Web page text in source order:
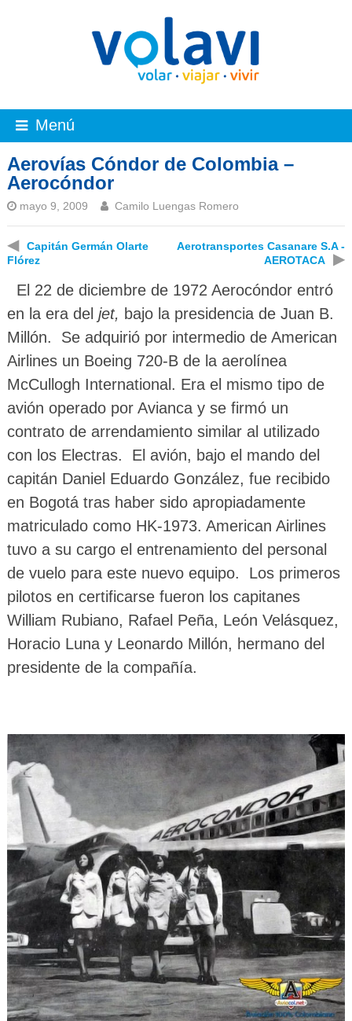
Menú
Aerovías Cóndor de Colombia –
Aerocóndor
mayo 9, 2009 Camilo Luengas Romero
◀
Capitán Germán Olarte
Flórez
Aerotransportes Casanare S.A -
AEROTACA
▶
El 22 de diciembre de 1972 Aerocóndor entró
en la era del jet, bajo la presidencia de Juan B.
Millón. Se adquirió por intermedio de American
Airlines un Boeing 720-B de la aerolínea
McCullogh International. Era el mismo tipo de
avión operado por Avianca y se firmó un
contrato de arrendamiento similar al utilizado
con los Electras. El avión, bajo el mando del
capitán Daniel Eduardo González, fue recibido
en Bogotá tras haber sido apropiadamente
matriculado como HK-1973. American Airlines
tuvo a su cargo el entrenamiento del personal
de vuelo para este nuevo equipo. Los primeros
pilotos en certificarse fueron los capitanes
William Rubiano, Rafael Peña, León Velásquez,
Horacio Luna y Leonardo Millón, hermano del
presidente de la compañía.